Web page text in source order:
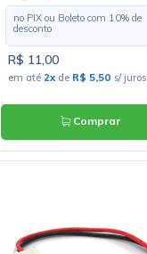
no PIX ou Boleto com 10% de
desconto
R$ 11,00
em até 2x de R$ 5,50 s/ juros
Comprar